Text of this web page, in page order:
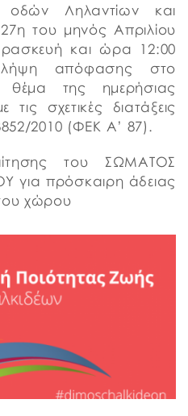
Ληλαντίων και
του μηνός Απριλίου
και ώρα 12:00
απόφασης στο
της ημερήσιας
σχετικές διατάξεις
2010 (ΦΕΚ Α’ 87).
του ΣΩΜΑΤΟΣ
για πρόσκαιρη άδειας
χώρου